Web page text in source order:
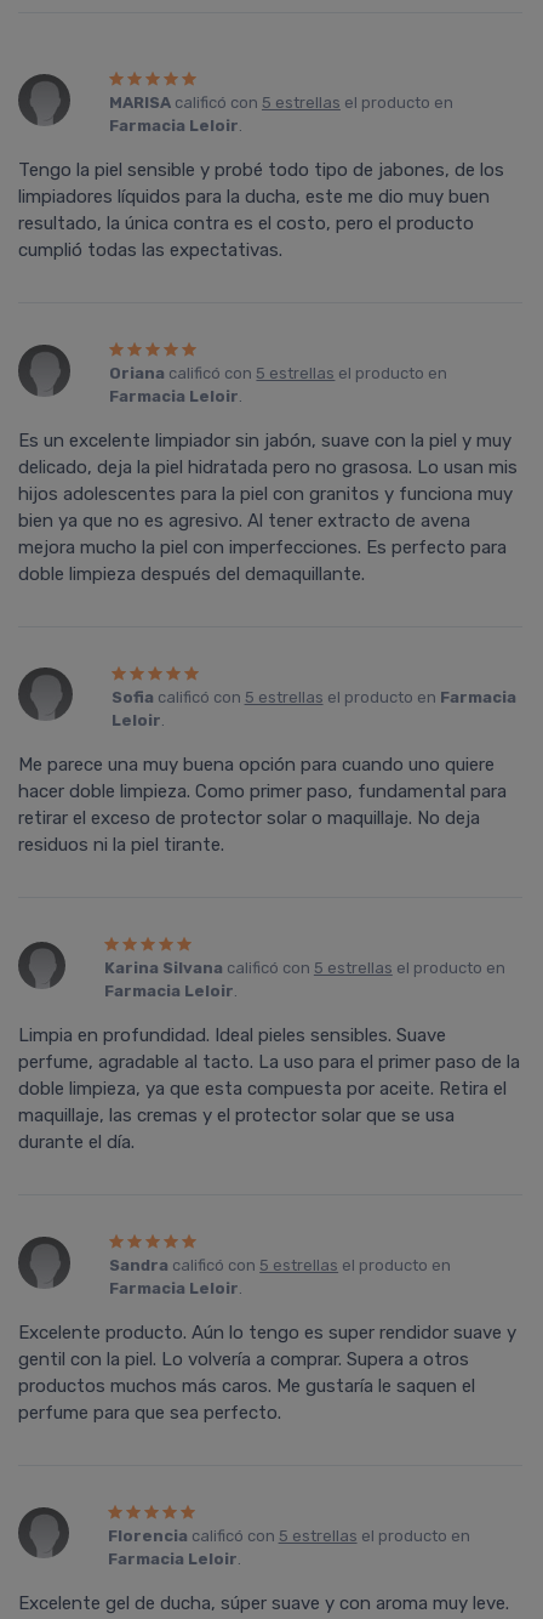
MARISAcalificó con 5 estrellas el producto en
Farmacia Leloir.
Tengo la piel sensible y probé todo tipo de jabones, de los
limpiadores líquidos para la ducha, este me dio muy buen
resultado, la única contra es el costo, pero el producto
cumplió todas las expectativas.
Oriana calificó con 5 estrellas el producto en
Farmacia Leloir.
Es un excelente limpiador sin jabón, suave con la piel y muy
delicado, deja la piel hidratada pero no grasosa. Lo usan mis
hijos adolescentes para la piel con granitos y funciona muy
bien ya que no es agresivo. Al tener extracto de avena
mejora mucho la piel con imperfecciones. Es perfecto para
doble limpieza después del demaquillante.
Sofia calificó con 5 estrellas el producto en Farmacia
Leloir.
Me parece una muy buena opción para cuando uno quiere
hacer doble limpieza. Como primer paso, fundamental para
retirar el exceso de protector solar o maquillaje. No deja
residuos ni la piel tirante.
Karina Silvana calificó con 5 estrellas el producto en
Farmacia Leloir.
Limpia en profundidad. Ideal pieles sensibles. Suave
perfume, agradable al tacto. La uso para el primer paso de la
doble limpieza, ya que esta compuesta por aceite. Retira el
maquillaje, las cremas y el protector solar que se usa
durante el dí­a.
Sandra calificó con 5 estrellas el producto en
Farmacia Leloir.
Excelente producto. Aún lo tengo es super rendidor suave y
gentil con la piel. Lo volvería a comprar. Supera a otros
productos muchos más caros. Me gustaría le saquen el
perfume para que sea perfecto.
Florencia calificó con 5 estrellas el producto en
Farmacia Leloir.
Excelente gel de ducha, súper suave y con aroma muy leve.